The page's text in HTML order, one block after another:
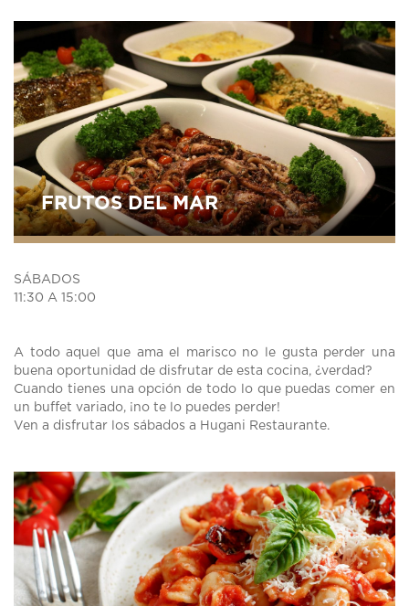
FRUTOS DEL MAR
SÁBADOS
11:30 A 15:00
A todo aquel que ama el marisco no le gusta perder una
buena oportunidad de disfrutar de esta cocina, ¿verdad?
Cuando tienes una opción de todo lo que puedas comer en
un buffet variado, ¡no te lo puedes perder!
Ven a disfrutar los sábados a Hugani Restaurante.